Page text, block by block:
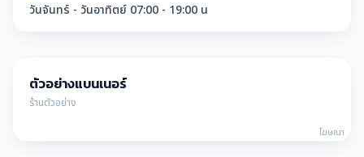
วันจันทร์ - วันอาทิตย์ 07:00 - 19:00 น
ตัวอย่างแบนเนอร์
ร้านตัวอย่าง
โฆษณา